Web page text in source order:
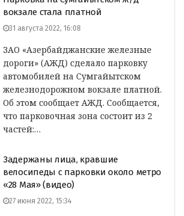
вокзале стала платной
31 августа 2022, 16:08
ЗАО «Азербайджанские железные
дороги» (АЖД) сделало парковку
автомобилей на Сумгайытском
железнодорожном вокзале платной.
Об этом сообщает АЖД. Сообщается,
что парковочная зона состоит из 2
частей:…
Задержаны лица, кравшие
велосипеды с парковки около метро
«28 Мая» (видео)
27 июня 2022, 15:34